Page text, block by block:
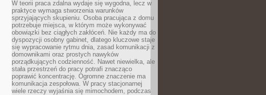
W teorii praca zdalna wydaje się wygodna, lecz w
praktyce wymaga stworzenia warunków
sprzyjających skupieniu. Osoba pracująca z domu
potrzebuje miejsca, w którym może wykonywać
obowiązki bez ciągłych zakłóceń. Nie każdy ma do
dyspozycji osobny gabinet, dlatego kluczowe staje
się wypracowanie rytmu dnia, zasad komunikacji z
domownikami oraz prostych nawyków
porządkujących codzienność. Nawet niewielka, ale
stała przestrzeń do pracy potrafi znacząco
poprawić koncentrację. Ogromne znaczenie ma
komunikacja zespołowa. W pracy stacjonarnej
wiele rzeczy wyjaśnia się mimochodem, podczas